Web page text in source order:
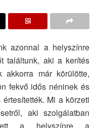
azonnal a helyszínre
találtunk, aki a kerítés
akkorra már körülötte,
fekvő idős néninek és
Mi a körzeti
aki szolgálatban
a helyszínre a